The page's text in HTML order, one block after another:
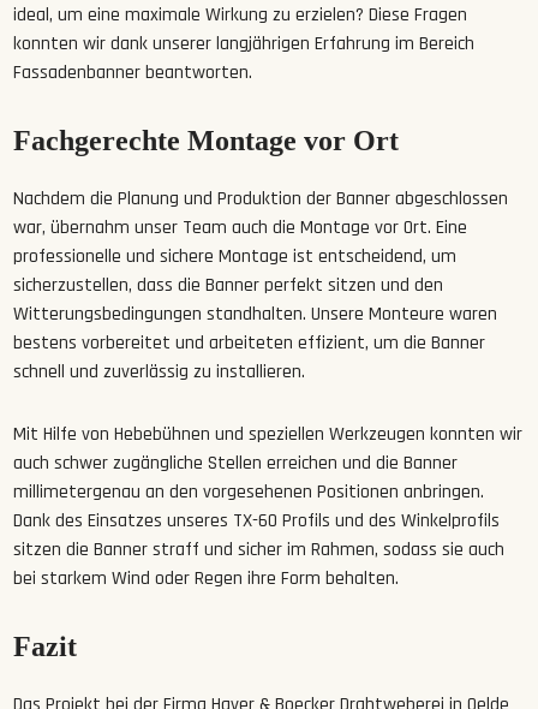
ideal, um eine maximale Wirkung zu erzielen? Diese Fragen
konnten wir dank unserer langjährigen Erfahrung im Bereich
Fassadenbanner beantworten.
Fachgerechte Montage vor Ort
Nachdem die Planung und Produktion der Banner abgeschlossen
war, übernahm unser Team auch die Montage vor Ort. Eine
professionelle und sichere Montage ist entscheidend, um
sicherzustellen, dass die Banner perfekt sitzen und den
Witterungsbedingungen standhalten. Unsere Monteure waren
bestens vorbereitet und arbeiteten effizient, um die Banner
schnell und zuverlässig zu installieren.
Mit Hilfe von Hebebühnen und speziellen Werkzeugen konnten wir
auch schwer zugängliche Stellen erreichen und die Banner
millimetergenau an den vorgesehenen Positionen anbringen.
Dank des Einsatzes unseres TX-60 Profils und des Winkelprofils
sitzen die Banner straff und sicher im Rahmen, sodass sie auch
bei starkem Wind oder Regen ihre Form behalten.
Fazit